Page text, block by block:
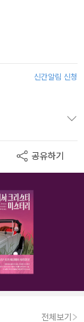
신간알림 신청
공유하기
전체보기